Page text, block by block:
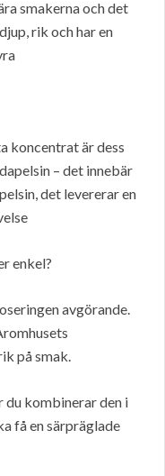
smakerna och det
rik och har en
koncentrat är dess
– det innebär
det levererar en
enkel?
avgörande.
på smak.
du kombinerar den i
få en särpräglade